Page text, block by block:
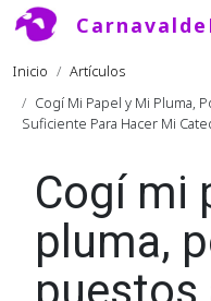
Pasar al contenido principal
Inicio
Artículos
Cogí Mi Papel y Mi Pluma,
Suficiente Para Hacer Mi
Cogí mi
pluma,